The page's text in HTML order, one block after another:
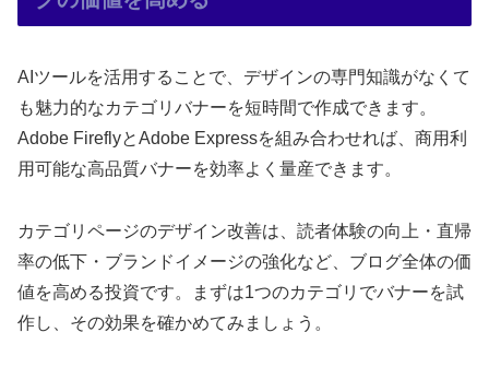
AIツールを活用することで、デザインの専門知識がなくて
も魅力的なカテゴリバナーを短時間で作成できます。
Adobe FireflyとAdobe Expressを組み合わせれば、商用利
用可能な高品質バナーを効率よく量産できます。
カテゴリページのデザイン改善は、読者体験の向上・直帰
率の低下・ブランドイメージの強化など、ブログ全体の価
値を高める投資です。まずは1つのカテゴリでバナーを試
作し、その効果を確かめてみましょう。